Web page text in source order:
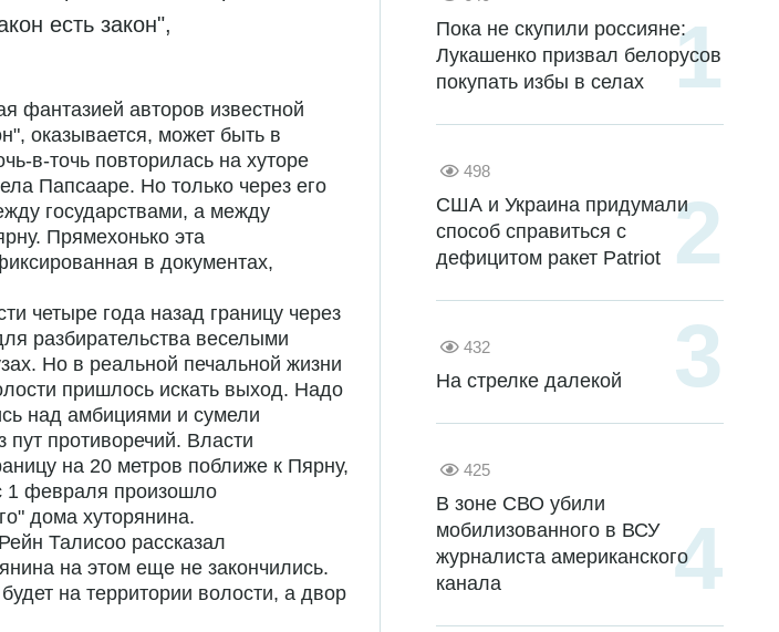
есть закон",
фантазией авторов известной
оказывается, может быть в
в-точь повторилась на хуторе
Папсааре. Но только через его
государствами, а между
Прямехонько эта
в документах,
четыре года назад границу через
разбирательства веселыми
Но в реальной печальной жизни
пришлось искать выход. Надо
над амбициями и сумели
противоречий. Власти
на 20 метров поближе к Пярну,
1 февраля произошло
дома хуторянина.
Талисоо рассказал
на этом еще не закончились.
на территории волости, а двор
Пока не скупили россияне:
Лукашенко призвал белорусов
покупать избы в селах
498
США и Украина придумали
способ справиться с
дефицитом ракет Patriot
432
На стрелке далекой
425
В зоне СВО убили
мобилизованного в ВСУ
журналиста американского
канала